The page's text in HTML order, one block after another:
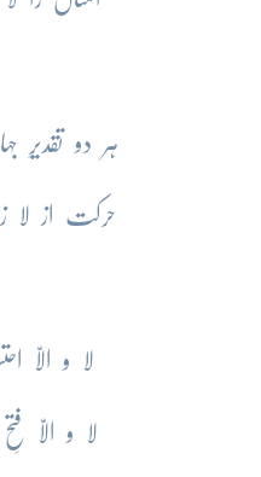
ہر دو تقدیرِ
حرکت از لا
لا و الّا
لا و الّا